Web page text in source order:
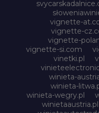
vignette-
vignette-
vignette-
vignette-si.com
vinetki.pl
winieta-
winieta-
winieta-wegry.pl
winietaaustria.pl